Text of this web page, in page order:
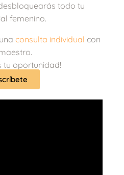
todo tu
femenino.
consulta individual con
tu oportunidad!